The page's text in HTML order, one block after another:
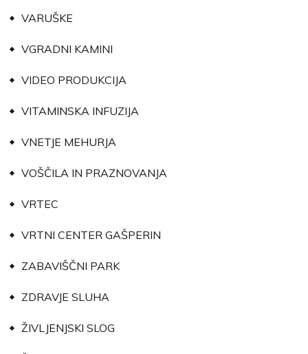
VARUŠKE
VGRADNI KAMINI
VIDEO PRODUKCIJA
VITAMINSKA INFUZIJA
VNETJE MEHURJA
VOŠČILA IN PRAZNOVANJA
VRTEC
VRTNI CENTER GAŠPERIN
ZABAVIŠČNI PARK
ZDRAVJE SLUHA
ŽIVLJENJSKI SLOG